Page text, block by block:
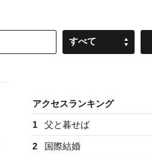
すべて
アクセスランキング
1 父と暮せば
2 国際結婚